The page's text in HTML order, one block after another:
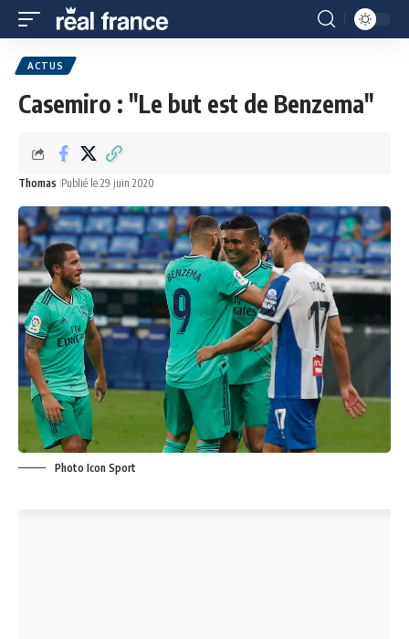
ACTUS
Casemiro : "Le but est de Benzema"
Thomas Publié le 29 juin 2020
Photo Icon Sport